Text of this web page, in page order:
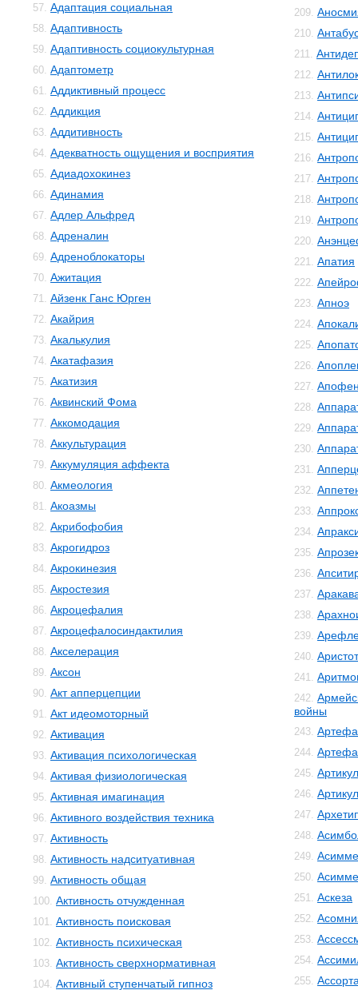
57. Адаптация социальная
58. Адаптивность
59. Адаптивность социокультурная
60. Адаптометр
61. Аддиктивный процесс
62. Аддикция
63. Аддитивность
64. Адекватность ощущения и восприятия
65. Адиадохокинез
66. Адинамия
67. Адлер Альфред
68. Адреналин
69. Адреноблокаторы
70. Ажитация
71. Айзенк Ганс Юрген
72. Акайрия
73. Акалькулия
74. Акатафазия
75. Акатизия
76. Аквинский Фома
77. Аккомодация
78. Аккультурация
79. Аккумуляция аффекта
80. Акмеология
81. Акоазмы
82. Акрибофобия
83. Акрогидроз
84. Акрокинезия
85. Акростезия
86. Акроцефалия
87. Акроцефалосиндактилия
88. Акселерация
89. Аксон
90. Акт апперцепции
91. Акт идеомоторный
92. Активация
93. Активация психологическая
94. Активая физиологическая
95. Активная имагинация
96. Активного воздействия техника
97. Активность
98. Активность надситуативная
99. Активность общая
100. Активность отчужденная
101. Активность поисковая
102. Активность психическая
103. Активность сверхнормативная
104. Активный ступенчатый гипноз
209.
210.
211.
212.
213.
214.
215.
216.
217.
218.
219.
220.
221. Апатия
222.
223. Апноэ
224.
225.
226.
227.
228.
229.
230.
231.
232.
233.
234.
235.
236.
237.
238.
239.
240.
241.
242.
войны
243.
244.
245.
246.
247.
248.
249.
250.
251. Аскеза
252.
253.
254.
255.